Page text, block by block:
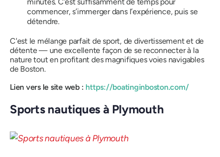
commencer, s’immerger dans l’expérience, puis se
détendre.
C'est le mélange parfait de sport, de divertissement et de
détente — une excellente façon de se reconnecter à la
nature tout en profitant des magnifiques voies navigables
de Boston.
Lien vers le site web : https://boatinginboston.com/
Sports nautiques à Plymouth